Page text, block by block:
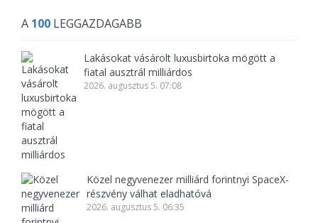
A 100 LEGGAZDAGABB
Lakásokat vásárolt luxusbirtoka mögött a
fiatal ausztrál milliárdos
2026. augusztus 5. 07:08
Közel negyvenezer milliárd forintnyi SpaceX-
részvény válhat eladhatóvá
2026. augusztus 5. 06:35